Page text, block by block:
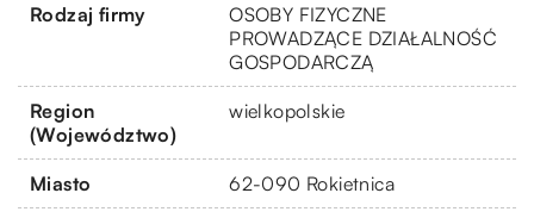
Rodzaj firmy
OSOBY FIZYCZNE
PROWADZĄCE DZIAŁALNOŚĆ
GOSPODARCZĄ
Region
(Województwo)
wielkopolskie
Miasto 62-090 Rokietnica